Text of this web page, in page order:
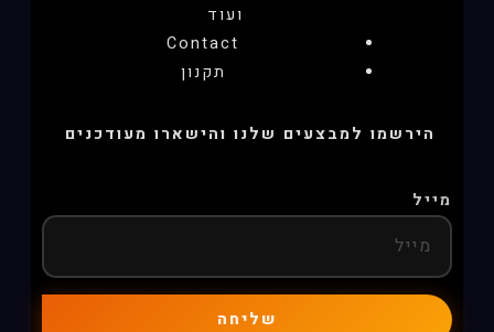
ועוד
Contact
תקנון
הירשמו למבצעים שלנו והישארו מעודכנים
מייל
שליחה